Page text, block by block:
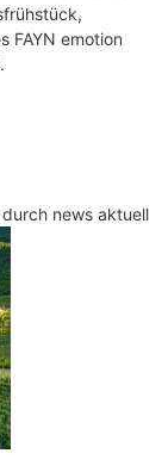
FAYN emotion
news aktuell